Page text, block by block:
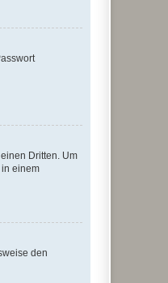
Dritten. Um
einem
den